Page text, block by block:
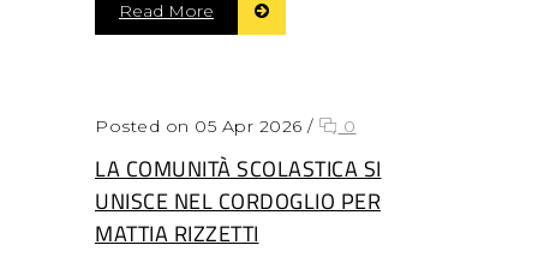
Read More
Posted on 05 Apr 2026 / 0
LA COMUNITÀ SCOLASTICA SI
UNISCE NEL CORDOGLIO PER
MATTIA RIZZETTI